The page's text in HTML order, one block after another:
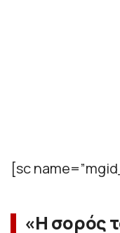
[sc
«Η σορός